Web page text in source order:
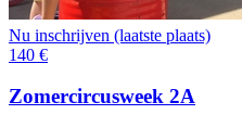
Nu inschrijven (laatste plaats)
140 €
Zomercircusweek 2A